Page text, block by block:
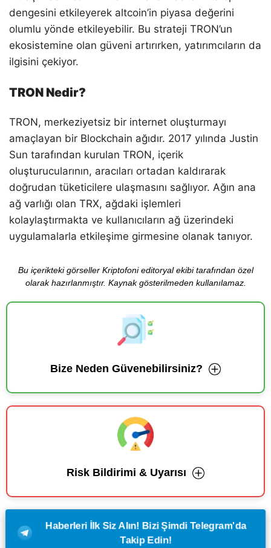
dengesini etkileyerek altcoin’in piyasa değerini
olumlu yönde etkileyebilir. Bu strateji TRON’un
ekosistemine olan güveni artırırken, yatırımcıların da
ilgisini çekiyor.
TRON Nedir?
TRON, merkeziyetsiz bir internet oluşturmayı
amaçlayan bir Blockchain ağıdır. 2017 yılında Justin
Sun tarafından kurulan TRON, içerik
oluşturucularının, aracıları ortadan kaldırarak
doğrudan tüketicilere ulaşmasını sağlıyor. Ağın ana
ağ varlığı olan TRX, ağdaki işlemleri
kolaylaştırmakta ve kullanıcıların ağ üzerindeki
uygulamalarla etkileşime girmesine olanak tanıyor.
Bu içerikteki görseller Kriptofoni editoryal ekibi tarafından özel
olarak hazırlanmıştır. Kaynak gösterilmeden kullanılamaz.
Bize Neden Güvenebilirsiniz?
Risk Bildirimi & Uyarısı
Haberleri İlk Siz Alın! Bizi Şimdi Telegram'da
Takip Edin!